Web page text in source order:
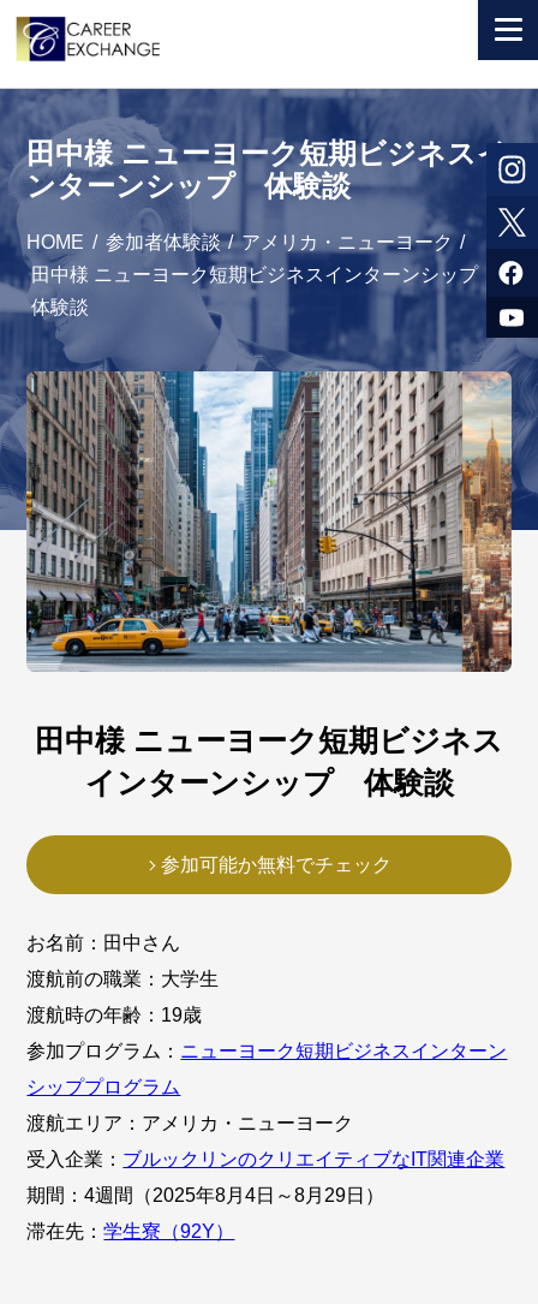
+ 国から選ぶ
+ 目的から選ぶ
求人検索
参加者体験談
よくある質問
+ お申込のご案内
+ 会社情報
カウンセラー募集
田中様 ニューヨーク短期ビジネスイ
ンターンシップ 体験談
HOME / 参加者体験談 / アメリカ・ニューヨーク /
田中様 ニューヨーク短期ビジネスインターンシップ
体験談
田中様 ニューヨーク短期ビジネス
インターンシップ 体験談
参加可能か無料でチェック
お名前：田中さん
渡航前の職業：大学生
渡航時の年齢：19歳
参加プログラム： ニューヨーク短期ビジネスインターン
シッププログラム
渡航エリア：アメリカ・ニューヨーク
受入企業： ブルックリンのクリエイティブなIT関連企業
期間：4週間（2025年8月4日～8月29日）
滞在先：学生寮（92Y）